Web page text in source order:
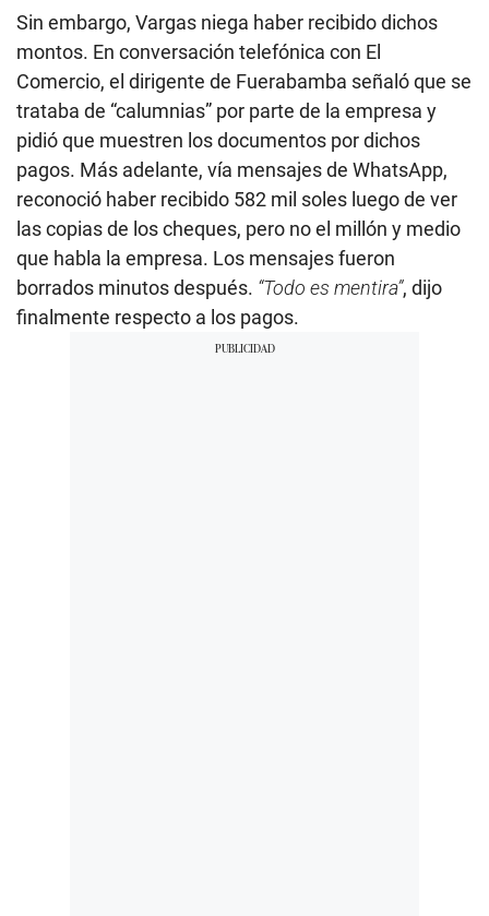
Sin embargo, Vargas niega haber recibido dichos
montos. En conversación telefónica con El
Comercio, el dirigente de Fuerabamba señaló que se
trataba de “calumnias” por parte de la empresa y
pidió que muestren los documentos por dichos
pagos. Más adelante, vía mensajes de WhatsApp,
reconoció haber recibido 582 mil soles luego de ver
las copias de los cheques, pero no el millón y medio
que habla la empresa. Los mensajes fueron
borrados minutos después. “Todo es mentira”, dijo
finalmente respecto a los pagos.